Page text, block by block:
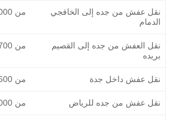
نقل عفش من جده إلى الخافجي
الدمام
من 3000﷼ الي3500﷼
نقل العفش من جده إلى القصيم
بريده
من 2700﷼ الي3200﷼
نقل عفش داخل جدة من 600 الى 1200 ريال
نقل عفش من جده للرياض من 2000 الى 2500 ريال